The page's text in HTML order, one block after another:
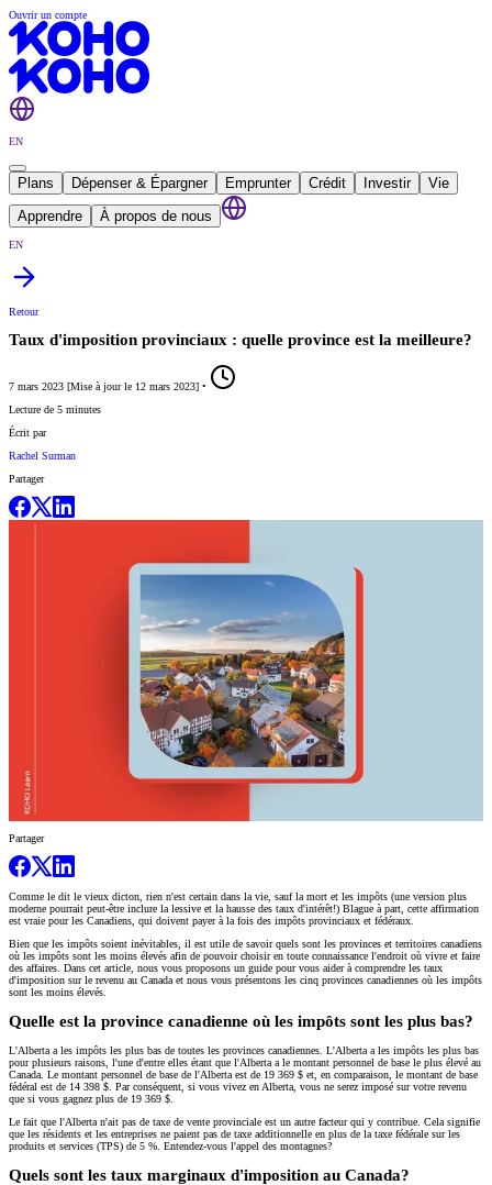
Ouvrir un compte
EN
Plans Dépenser & Épargner Emprunter Crédit Investir
Vie
Apprendre
À propos de nous
EN
Retour
Taux d'imposition provinciaux : quelle province est la meilleure?
7 mars 2023 [Mise à jour le 12 mars 2023] •
Lecture de 5 minutes
Écrit par
Rachel Surman
Partager
Partager
Comme le dit le vieux dicton, rien n'est certain dans la vie, sauf la mort et les impôts (une version plus
moderne pourrait peut-être inclure la lessive et la hausse des taux d'intérêt!) Blague à part, cette affirmation
est vraie pour les Canadiens, qui doivent payer à la fois des impôts provinciaux et fédéraux.
Bien que les impôts soient inévitables, il est utile de savoir quels sont les provinces et territoires canadiens
où les impôts sont les moins élevés afin de pouvoir choisir en toute connaissance l'endroit où vivre et faire
des affaires. Dans cet article, nous vous proposons un guide pour vous aider à comprendre les taux
d'imposition sur le revenu au Canada et nous vous présentons les cinq provinces canadiennes où les impôts
sont les moins élevés.
Quelle est la province canadienne où les impôts sont les plus bas?
L'Alberta a les impôts les plus bas de toutes les provinces canadiennes. L'Alberta a les impôts les plus bas
pour plusieurs raisons, l'une d'entre elles étant que l'Alberta a le montant personnel de base le plus élevé au
Canada. Le montant personnel de base de l'Alberta est de 19 369 $ et, en comparaison, le montant de base
fédéral est de 14 398 $. Par conséquent, si vous vivez en Alberta, vous ne serez imposé sur votre revenu
que si vous gagnez plus de 19 369 $.
Le fait que l'Alberta n'ait pas de taxe de vente provinciale est un autre facteur qui y contribue. Cela signifie
que les résidents et les entreprises ne paient pas de taxe additionnelle en plus de la taxe fédérale sur les
produits et services (TPS) de 5 %. Entendez-vous l'appel des montagnes?
Quels sont les taux marginaux d'imposition au Canada?